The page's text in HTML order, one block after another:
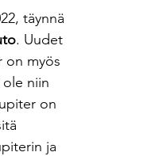
täynnä
. Uudet
on myös
niin
on
ja